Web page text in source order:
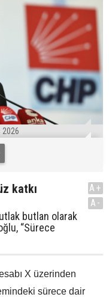
katkı
butlan olarak
“Sürece
A+
A-
X üzerinden
sürece dair